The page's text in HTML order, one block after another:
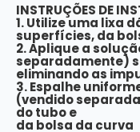
INSTRUÇÕES DE
1. Utilize uma lixa
superfícies, da
2. Aplique a
separadamente)
eliminando as
3. Espalhe
(vendido
do tubo e
da bolsa da curva